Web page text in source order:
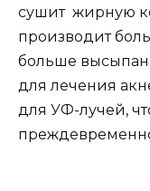
сушит жирную
производит
больше
для лечения
для УФ-лучей,